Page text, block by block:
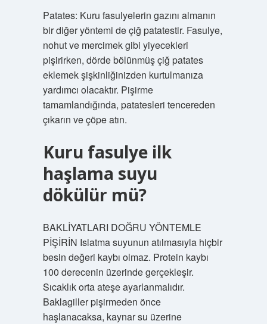
Patates: Kuru fasulyelerin gazını almanın
bir diğer yöntemi de çiğ patatestir. Fasulye,
nohut ve mercimek gibi yiyecekleri
pişirirken, dörde bölünmüş çiğ patates
eklemek şişkinliğinizden kurtulmanıza
yardımcı olacaktır. Pişirme
tamamlandığında, patatesleri tencereden
çıkarın ve çöpe atın.
Kuru fasulye ilk
haşlama suyu
dökülür mü?
BAKLİYATLARI DOĞRU YÖNTEMLE
PİŞİRİN Islatma suyunun atılmasıyla hiçbir
besin değeri kaybı olmaz. Protein kaybı
100 derecenin üzerinde gerçekleşir.
Sıcaklık orta ateşe ayarlanmalıdır.
Baklagiller pişirmeden önce
haşlanacaksa, kaynar su üzerine